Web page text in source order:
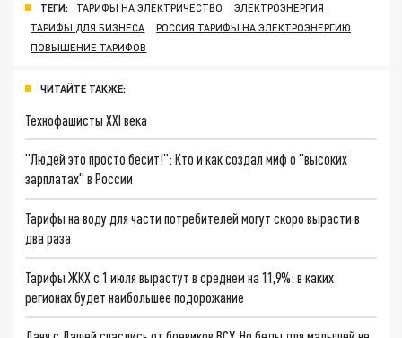
ТЕГИ: ТАРИФЫ НА ЭЛЕКТРИЧЕСТВО
ЭЛЕКТРОЭНЕРГИЯ
ТАРИФЫ ДЛЯ БИЗНЕСА
РОССИЯ ТАРИФЫ НА ЭЛЕКТРОЭНЕРГИЮ
ПОВЫШЕНИЕ ТАРИФОВ
ЧИТАЙТЕ ТАКЖЕ:
Технофашисты XXI века
"Людей это просто бесит!": Кто и как создал миф о "высоких
зарплатах" в России
Тарифы на воду для части потребителей могут скоро вырасти в
два раза
Тарифы ЖКХ с 1 июля вырастут в среднем на 11,9%: в каких
регионах будет наибольшее подорожание